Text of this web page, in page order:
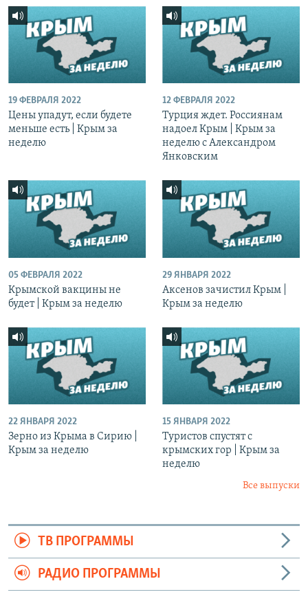
19 ФЕВРАЛЯ 2022
Цены упадут, если будете
меньше есть | Крым за
неделю
12 ФЕВРАЛЯ 2022
Турция ждет. Россиянам
надоел Крым | Крым за
неделю с Александром
Янковским
05 ФЕВРАЛЯ 2022
Крымской вакцины не
будет | Крым за неделю
29 ЯНВАРЯ 2022
Аксенов зачистил Крым |
Крым за неделю
22 ЯНВАРЯ 2022
Зерно из Крыма в Сирию |
Крым за неделю
15 ЯНВАРЯ 2022
Туристов спустят с
крымских гор | Крым за
неделю
Все выпуски
ТВ ПРОГРАММЫ
РАДИО ПРОГРАММЫ